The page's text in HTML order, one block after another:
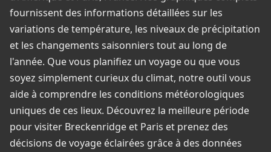
fournissent des informations détaillées sur les
variations de température, les niveaux de précipitation
et les changements saisonniers tout au long de
l'année. Que vous planifiez un voyage ou que vous
soyez simplement curieux du climat, notre outil vous
aide à comprendre les conditions météorologiques
uniques de ces lieux. Découvrez la meilleure période
pour visiter Breckenridge et Paris et prenez des
décisions de voyage éclairées grâce à des données